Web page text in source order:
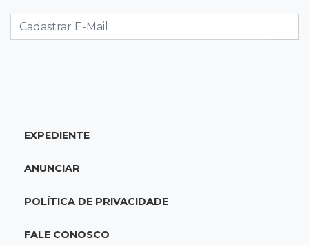
lugar no Brasileirão
18:33Em 2022
adolescente atropelada no Amazonas
18:15 Nubank Parque
Palmeiras e Inter ficam no 0 a 0 pela 22ª
EXPEDIENTE
ANUNCIAR
POLÍTICA DE PRIVACIDADE
FALE CONOSCO